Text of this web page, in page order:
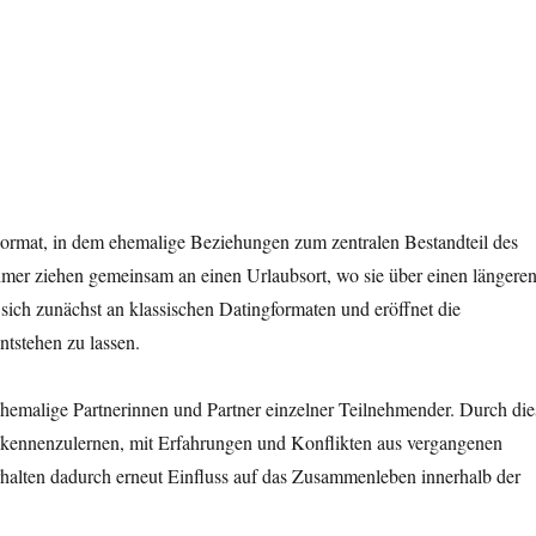
in dem ehemalige Beziehungen zum zentralen Bestandteil des
ziehen gemeinsam an einen Urlaubsort, wo sie über einen längeren
zunächst an klassischen Datingformaten und eröffnet die
zu lassen.
Partnerinnen und Partner einzelner Teilnehmender. Durch
mit Erfahrungen und Konflikten aus vergangenen
dadurch erneut Einfluss auf das Zusammenleben innerhalb der